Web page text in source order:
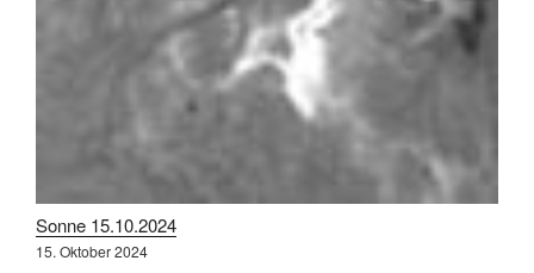
Sonne 15.10.2024
15. Oktober 2024